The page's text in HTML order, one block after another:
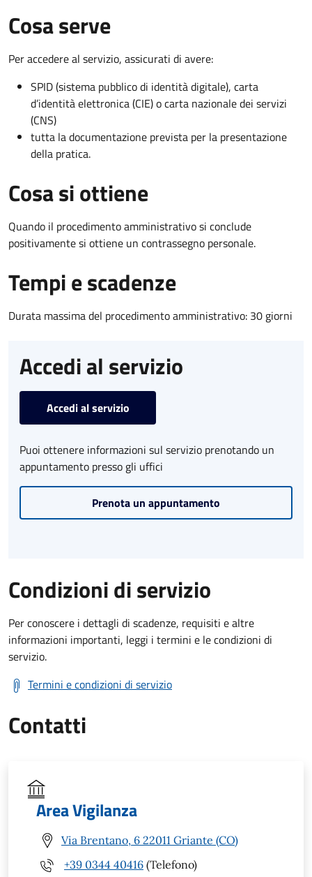
Cosa serve
Per accedere al servizio, assicurati di avere:
SPID (sistema pubblico di identità digitale), carta
d’identità elettronica (CIE) o carta nazionale dei servizi
(CNS)
tutta la documentazione prevista per la presentazione
della pratica.
Cosa si ottiene
Quando il procedimento amministrativo si conclude
positivamente si ottiene un contrassegno personale.
Tempi e scadenze
Durata massima del procedimento amministrativo: 30 giorni
Accedi al servizio
Accedi al servizio
Puoi ottenere informazioni sul servizio prenotando un
appuntamento presso gli uffici
Prenota un appuntamento
Condizioni di servizio
Per conoscere i dettagli di scadenze, requisiti e altre
informazioni importanti, leggi i termini e le condizioni di
servizio.
Termini e condizioni di servizio
Contatti
Area Vigilanza
Via Brentano, 6 22011 Griante (CO)
+39 0344 40416 (Telefono)